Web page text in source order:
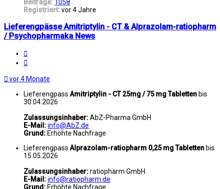
Beiträge: 1058
Registriert: vor 4 Jahre
Lieferengpässe Amitriptylin - CT & Alprazolam-ratiopharm
/ Psychopharmaka News
vor 4 Monate
Lieferengpass Amitriptylin - CT 25mg / 75 mg Tabletten bis
30.04.2026
Zulassungsinhaber:AbZ-Pharma GmbH
E-Mail:info@AbZ.de
Grund: Erhöhte Nachfrage
Lieferengpass Alprazolam-ratiopharm 0,25 mg Tabletten bis
15.05.2026
Zulassungsinhaber:ratiopharm GmbH
E-Mail:info@ratiopharm.de
Grund: Erhöhte Nachfrage